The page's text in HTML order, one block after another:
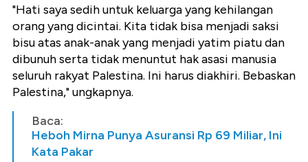
"Hati saya sedih untuk keluarga yang kehilangan
orang yang dicintai. Kita tidak bisa menjadi saksi
bisu atas anak-anak yang menjadi yatim piatu dan
dibunuh serta tidak menuntut hak asasi manusia
seluruh rakyat Palestina. Ini harus diakhiri. Bebaskan
Palestina," ungkapnya.
Baca:
Heboh Mirna Punya Asuransi Rp 69 Miliar, Ini
Kata Pakar